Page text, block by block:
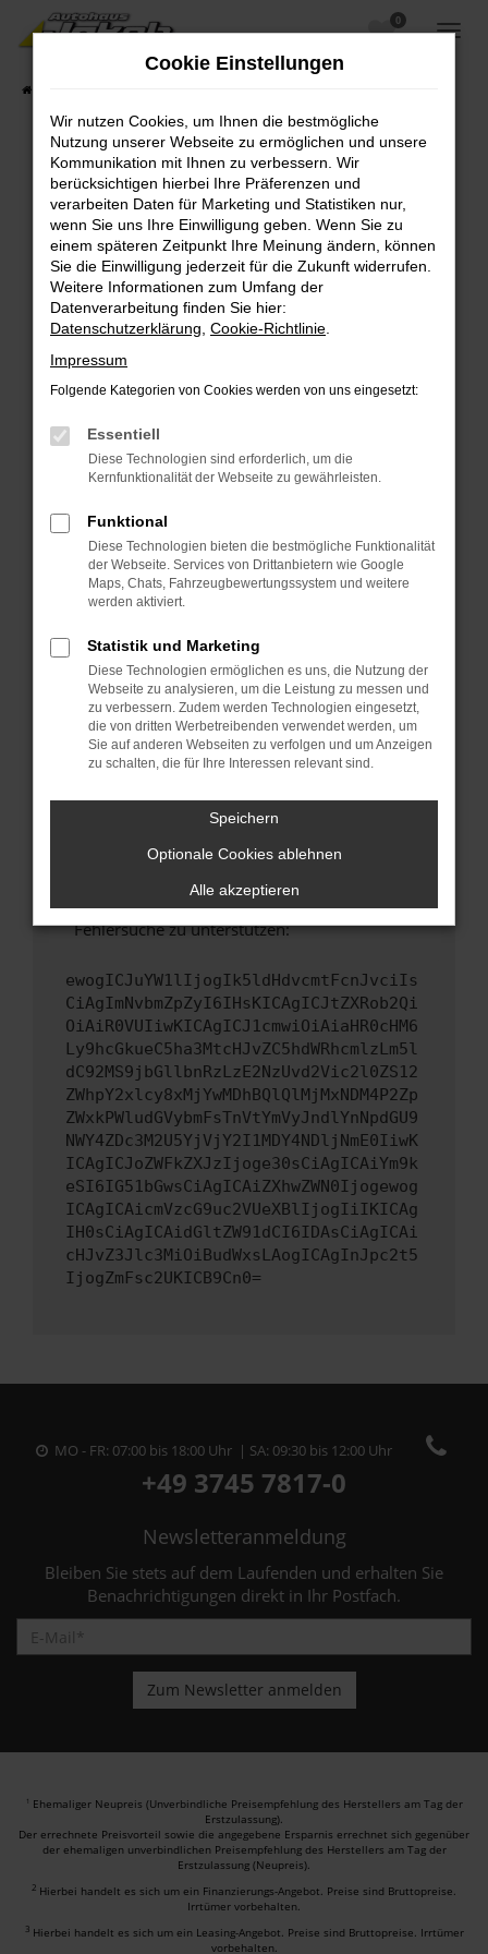
Zum
Hauptinhalt
0
Fehler: Network Error
Beim Laden ist ein Fehler aufgetreten.
Hier sind ein paar Tipps, die dir helfen können:
Überprüfe deine Firewall und deine
Internetverbindung.
Laden andere Webseiten, zum Beispiel deine
Suchmaschine?
Prüfe deine Browsererweiterungen.
Manche Erweiterungen, wie Werbeblocker,
können das Laden bestimmter Seiten
verhindern. Funktioniert die Seite in einem
Fenster?
Starte dein Gerät neu.
Das kann manchmal helfen, vorübergehende
Probleme zu beheben.
Betriebssystem auf dem neuesten Stand
sind.
Veraltete Software birgt nicht nur ein
Sicherheitsrisiko, sondern kann auch dazu
führen, dass bestimmte Funktionen nicht mehr
unterstützt werden.
Wende dich an den Webseitenbetreiber.
Wenn du alle oben genannten Schritte versucht
hast, kontaktiere uns bitte. Wir werden
versuchen, das Problem zu beheben. Du kannst
uns diesen Text schicken, um uns bei der
Fehlersuche zu unterstützen:
ewogICJuYW1lIjogIk5ldHdvcmtFcnJvciIs
CiAgImNvbmZpZyI6IHsKICAgICJtZXRob2Qi
OiAiR0VUIiwKICAgICJ1cmwiOiAiaHR0cHM6
Ly9hcGkueC5ha3MtcHJvZC5hdWRhcmlzLm5l
dC92MS9jbGllbnRzLzE2NzUvd2Vic2l0ZS12
ZWhpY2xlcy8xMjYwMDhBQlQlMjMxNDM4P2Zp
ZWxkPWludGVybmFsTnVtYmVyJndlYnNpdGU9
NWY4ZDc3M2U5YjVjY2I1MDY4NDljNmE0IiwK
ICAgICJoZWFkZXJzIjoge30sCiAgICAiYm9k
eSI6IG51bGwsCiAgICAiZXhwZWN0Ijogewog
ICAgICAicmVzcG9uc2VUeXBlIjogIiIKICAg
IH0sCiAgICAidGltZW91dCI6IDAsCiAgICAi
cHJvZ3Jlc3MiOiBudWxsLAogICAgInJpc2t5
IjogZmFsc2UKICB9Cn0=
MO - FR: 07:00 bis 18:00 Uhr | SA: 09:30 bis 12:00 Uhr
+49 3745 7817-0
Newsletteranmeldung
Bleiben Sie stets auf dem Laufenden und erhalten Sie
Benachrichtigungen direkt in Ihr Postfach.
1 Ehemaliger Neupreis (Unverbindliche Preisempfehlung des Herstellers am Tag der
Erstzulassung).
Der errechnete Preisvorteil sowie die angegebene Ersparnis errechnet sich gegenüber
der ehemaligen unverbindlichen Preisempfehlung des Herstellers am Tag der
Erstzulassung (Neupreis).
2 Hierbei handelt es sich um ein Finanzierungs-Angebot. Preise sind Bruttopreise.
Irrtümer vorbehalten.
3 Hierbei handelt es sich um ein Leasing-Angebot. Preise sind Bruttopreise. Irrtümer
vorbehalten.
Cookie Einstellungen
Wir nutzen Cookies, um Ihnen die bestmögliche
Nutzung unserer Webseite zu ermöglichen und unsere
Kommunikation mit Ihnen zu verbessern. Wir
berücksichtigen hierbei Ihre Präferenzen und
verarbeiten Daten für Marketing und Statistiken nur,
wenn Sie uns Ihre Einwilligung geben. Wenn Sie zu
einem späteren Zeitpunkt Ihre Meinung ändern, können
Sie die Einwilligung jederzeit für die Zukunft widerrufen.
Weitere Informationen zum Umfang der
Datenverarbeitung finden Sie hier:
Datenschutzerklärung Cookie-Richtlinie
Impressum
Folgende Kategorien von Cookies werden von uns eingesetzt:
Essentiell
Diese Technologien sind erforderlich, um die
Kernfunktionalität der Webseite zu gewährleisten.
Funktional
Diese Technologien bieten die bestmögliche Funktionalität
der Webseite. Services von Drittanbietern wie Google
Maps, Chats, Fahrzeugbewertungssystem und weitere
werden aktiviert.
Statistik und Marketing
Diese Technologien ermöglichen es uns, die Nutzung der
Webseite zu analysieren, um die Leistung zu messen und
zu verbessern. Zudem werden Technologien eingesetzt,
die von dritten Werbetreibenden verwendet werden, um
Sie auf anderen Webseiten zu verfolgen und um Anzeigen
zu schalten, die für Ihre Interessen relevant sind.
Speichern
Optionale Cookies ablehnen
Alle akzeptieren